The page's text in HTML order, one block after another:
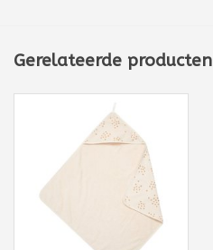
Gerelateerde producten